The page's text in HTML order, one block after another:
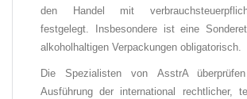
den Handel mit
festgelegt. Insbesondere ist eine
alkoholhaltigen Verpackungen obligatorisch.
Die Spezialisten von AsstrA
Ausführung der international rechtlicher,